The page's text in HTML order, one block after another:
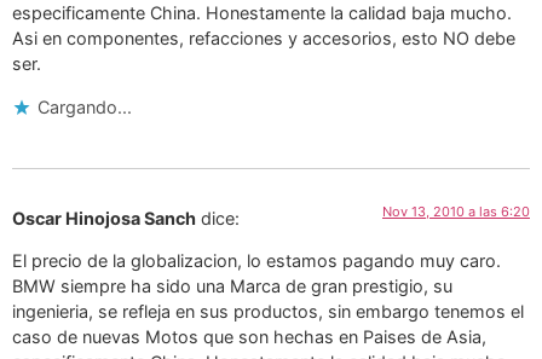
especificamente China. Honestamente la calidad baja mucho.
Asi en componentes, refacciones y accesorios, esto NO debe
ser.
Cargando...
Oscar Hinojosa Sanch dice: Nov 13, 2010 a las 6:20
El precio de la globalizacion, lo estamos pagando muy caro.
BMW siempre ha sido una Marca de gran prestigio, su
ingenieria, se refleja en sus productos, sin embargo tenemos el
caso de nuevas Motos que son hechas en Paises de Asia,